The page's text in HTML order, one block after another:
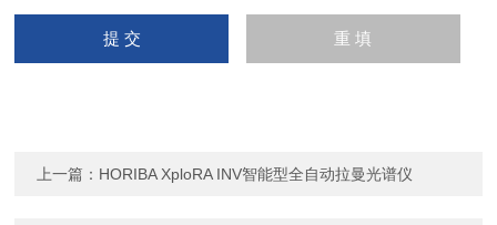
上一篇： HORIBA XploRA INV智能型全自动拉曼光谱仪